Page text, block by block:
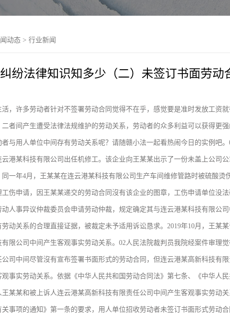
动态 > 行业新闻
纷法律知识知多少（二）未签订书面劳动
活，许多劳动者针对不签署劳动合同觉得不在乎，感觉要是准时发放工资
二者间产生遭受法律法规维护的劳动关系，劳动者的众多利益可以获得更
者与用人单位中间存有劳动关系呢？请随赣小法一起看热闹今日的实例吧
云港某科技有限公司出任机修工。该企业向王某某出示了一份未盖上公司
同一年4月，王某某在连云港某科技有限公司生产车间维修管路时被硫酸
工伤申请，因王某某递交的劳动合同沒有该企业的图章，工伤申请单位没
动人事异议仲裁委员会申请劳动仲裁，规定确定其与连云港某科技有限公
劳动关系的合理直接证据，被裁定未予适用诉讼恳求。2019年10月，王某
有限公司中间产生客观事实劳动关系。02人民法院裁判员我院经案件审理
公司中间尽管沒有宣布签署书面形式的劳动合同，但连云港某高新科技有
观事实劳动关系。依据《中华人民共和国劳动合同法》第七条、《中华人
王某某和被上诉人连云港某高新科技有限责任公司中间产生客观事实劳动
关事项的通知》第一条的要求，用人单位招收劳动者未签订书面形式劳动